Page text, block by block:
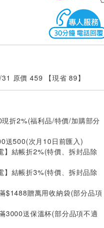
原價 459 【現省 89】
現折2%(福利品/特價/加購部分
送500(次月10日前匯入)
】結帳折2%(特價、拆封品除
】結帳折3%(特價、拆封品除
$1488贈萬用收納袋(部分品項
3000送保溫杯(部分品項不適